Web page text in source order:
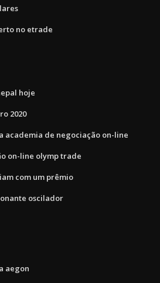
no etrade
hoje
2020
academia de negociação on-line
on-line olymp trade
com um prêmio
oscilador
aegon